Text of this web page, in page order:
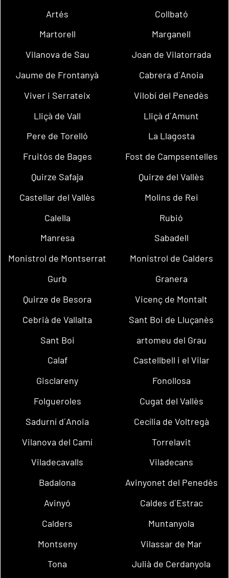
Artés
Collbató
Martorell
Marganell
Vilanova de Sau
Joan de Vilatorrada
Jaume de Frontanyà
Cabrera d´Anoia
Viver i Serrateix
Vilobí del Penedès
Lliçà de Vall
Lliçà d´Amunt
Pere de Torelló
La Llagosta
Fruitós de Bages
Fost de Campsentelles
Quirze Safaja
Quirze del Vallès
Castellar del Vallès
Molins de Rei
Calella
Rubió
Manresa
Sabadell
Monistrol de Montserrat
Monistrol de Calders
Gurb
Granera
Quirze de Besora
Vicenç de Montalt
Cebrià de Vallalta
Sant Boi de Lluçanès
Sant Boi
artomeu del Grau
Calaf
Castellbell i el Vilar
Gisclareny
Fonollosa
Folgueroles
Cugat del Vallès
Sadurní d´Anoia
Cecília de Voltregà
Vilanova del Camí
Torrelavit
Viladecavalls
Viladecans
Badalona
Avinyonet del Penedès
Avinyó
Caldes d´Estrac
Calders
Muntanyola
Montseny
Vilassar de Mar
Tona
Julià de Cerdanyola